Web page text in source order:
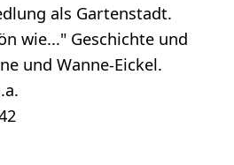
als Gartenstadt.
wie..." Geschichte und
und Wanne-Eickel.